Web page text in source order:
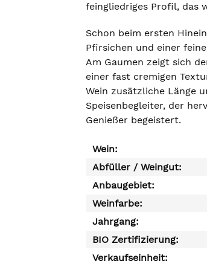
feingliedriges Profil, das
Schon beim ersten
Pfirsichen und einer
Am Gaumen zeigt sich
einer fast cremigen
Wein zusätzliche Länge
Speisenbegleiter, der
Genießer begeistert.
Wein:
Abfüller / Weingut:
Anbaugebiet:
Weinfarbe:
Jahrgang:
BIO Zertifizierung:
Verkaufseinheit: